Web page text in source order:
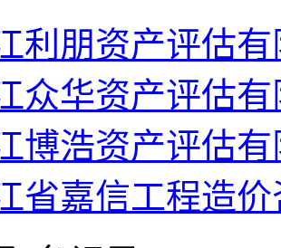
利朋资产评估
众华资产评估
博浩资产评估
省嘉信工程造